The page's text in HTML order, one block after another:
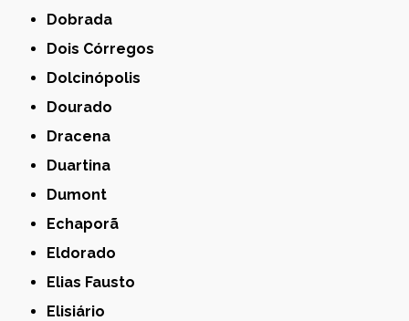
Dobrada
Dois Córregos
Dolcinópolis
Dourado
Dracena
Duartina
Dumont
Echaporã
Eldorado
Elias Fausto
Elisiário